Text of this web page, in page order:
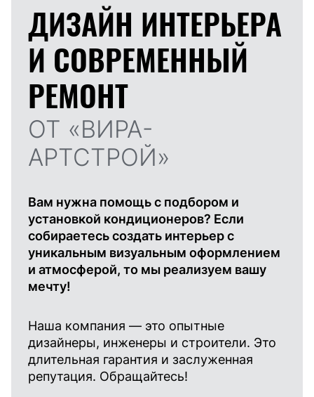
ДИЗАЙН ИНТЕРЬЕРА
И СОВРЕМЕННЫЙ
РЕМОНТ
ОТ «ВИРА-
АРТСТРОЙ»
Вам нужна помощь с подбором и
установкой кондиционеров? Если
собираетесь создать интерьер с
уникальным визуальным оформлением
и атмосферой, то мы реализуем вашу
мечту!
Наша компания — это опытные
дизайнеры, инженеры и строители. Это
длительная гарантия и заслуженная
репутация. Обращайтесь!